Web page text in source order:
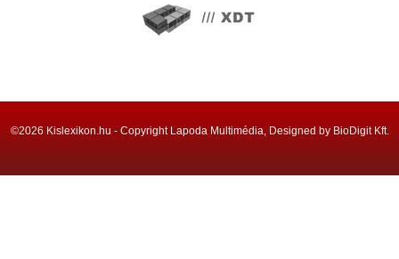
©2026 Kislexikon.hu - Copyright Lapoda Multimédia, Designed by BioDigit Kft.